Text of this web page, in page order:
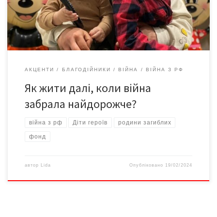
сироварню в Чернівецькій області. Проте, як тільки почалось
повномасштабне вторгнення, Іван пішов добровольцем […]
АКЦЕНТИ БЛАГОДІЙНИКИ ВІЙНА ВІЙНА З РФ
Як жити далі, коли війна
забрала найдорожче?
війна з рф Діти героїв родини загиблих
фонд
автор Lida Опубліковано 19/02/2024